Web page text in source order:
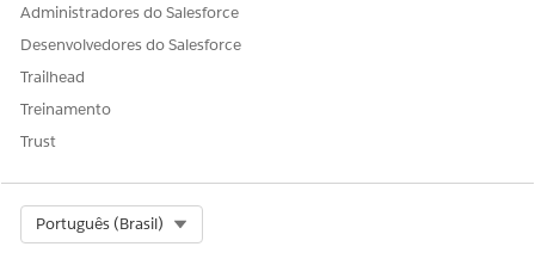
Administradores do Salesforce
Desenvolvedores do Salesforce
Trailhead
Treinamento
Trust
Português (Brasil)